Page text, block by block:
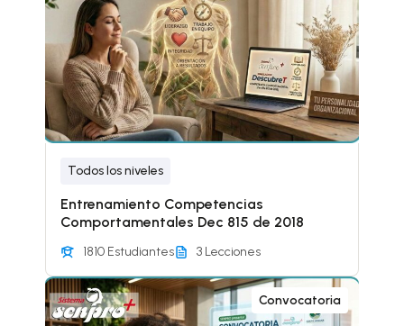
Todos los niveles
Entrenamiento Competencias
Comportamentales Dec 815 de 2018
1810 Estudiantes 3 Lecciones
Convocatoria